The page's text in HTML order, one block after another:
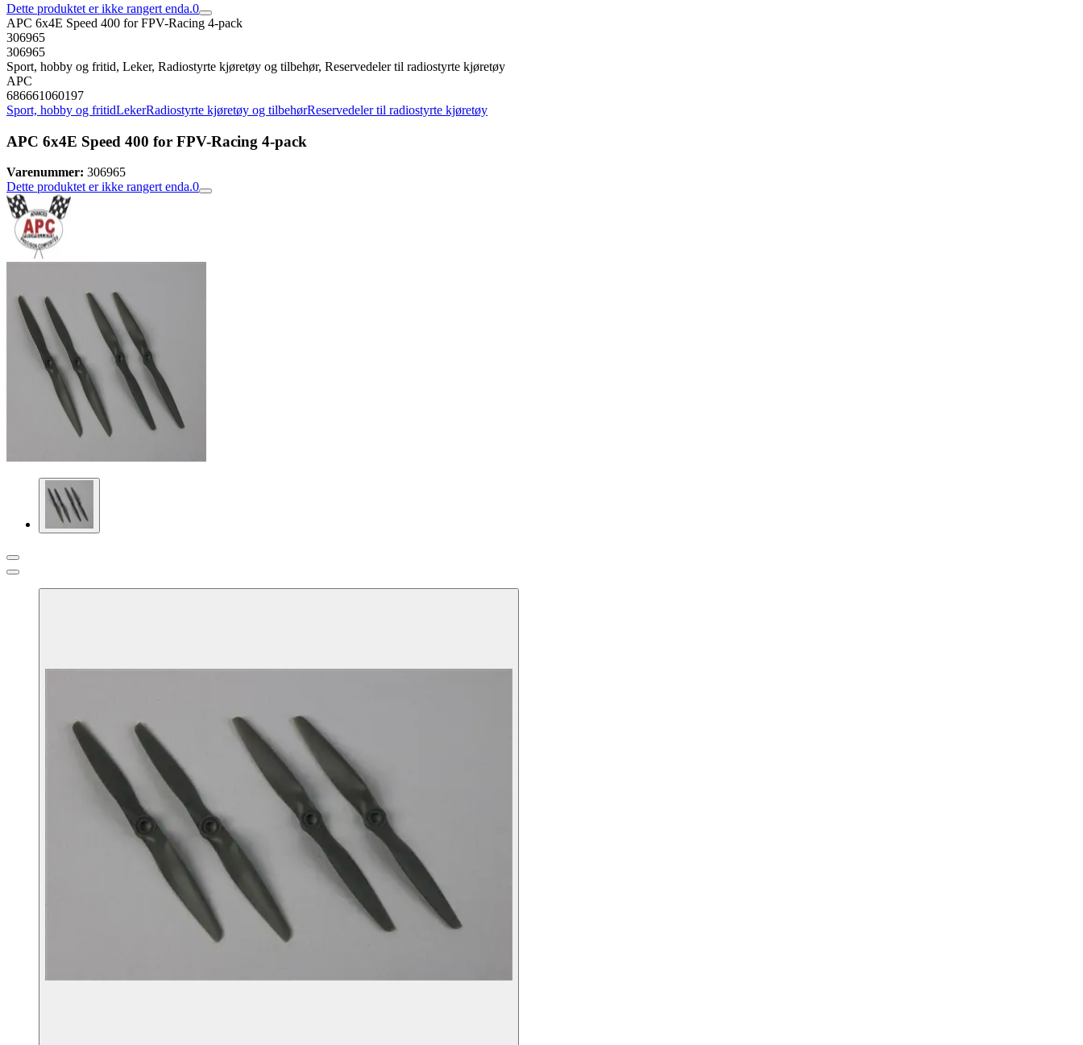
Dette produktet er ikke rangert enda.0
APC 6x4E Speed 400 for FPV-Racing 4-pack
306965
306965
Sport, hobby og fritid, Leker, Radiostyrte kjøretøy og tilbehør, Reservedeler til radiostyrte kjøretøy
APC
686661060197
Sport, hobby og fritidLekerRadiostyrte kjøretøy og tilbehørReservedeler til radiostyrte kjøretøy
APC 6x4E Speed 400 for FPV-Racing 4-pack
Varenummer: 306965
Dette produktet er ikke rangert enda.0